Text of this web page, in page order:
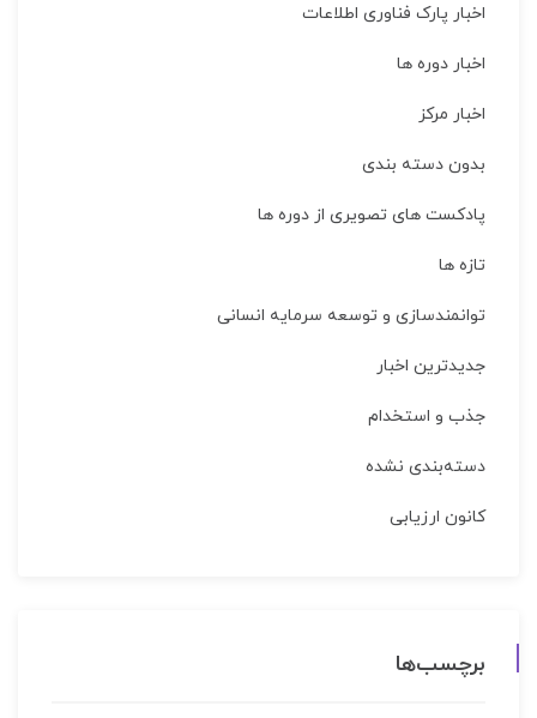
اخبار پارک فناوری اطلاعات
اخبار دوره ها
اخبار مركز
بدون دسته بندی
پادکست های تصویری از دوره ها
تازه ها
توانمندسازی و توسعه سرمایه انسانی
جدیدترین اخبار
جذب و استخدام
دسته‌بندی نشده
کانون ارزیابی
برچسب‌ها